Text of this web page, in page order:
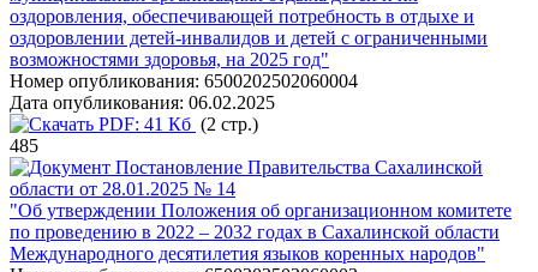
оздоровления, обеспечивающей потребность в отдыхе и
оздоровлении детей-инвалидов и детей с ограниченными
возможностями здоровья, на 2025 год"
Номер опубликования: 6500202502060004
Дата опубликования: 06.02.2025
PDF: 41 Кб (2 стр.)
485
Постановление Правительства Сахалинской
области от 28.01.2025 № 14
"Об утверждении Положения об организационном комитете
по проведению в 2022 – 2032 годах в Сахалинской области
Международного десятилетия языков коренных народов"